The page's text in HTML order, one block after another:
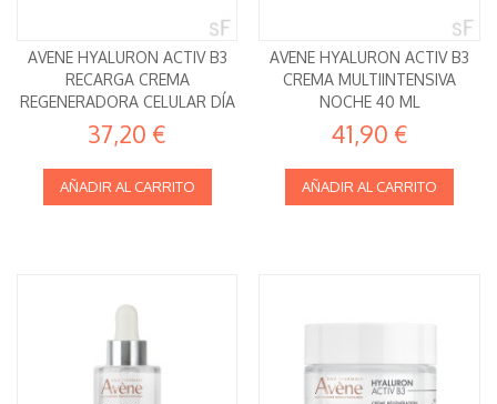
AVENE HYALURON ACTIV B3
RECARGA CREMA
REGENERADORA CELULAR DÍA
50 ML
37,20 €
AÑADIR AL CARRITO
AVENE HYALURON ACTIV B3
CREMA MULTIINTENSIVA
NOCHE 40 ML
41,90 €
AÑADIR AL CARRITO